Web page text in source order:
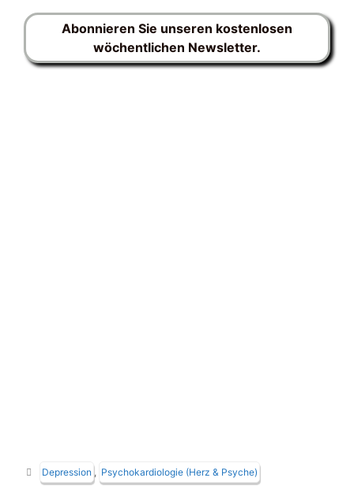
Abonnieren Sie unseren kostenlosen
wöchentlichen Newsletter.
Schlagwörter
Depression Psychokardiologie (Herz & Psyche)